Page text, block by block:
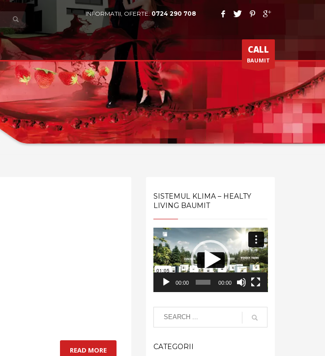
INFORMATII, OFERTE: 0724 290 708
CALL
BAUMIT
READ MORE
SISTEMUL KLIMA – HEALTY
LIVING BAUMIT
Video
Player
00:00 00:00
CATEGORII